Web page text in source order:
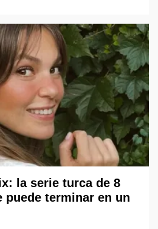
la serie turca de 8
puede terminar en un